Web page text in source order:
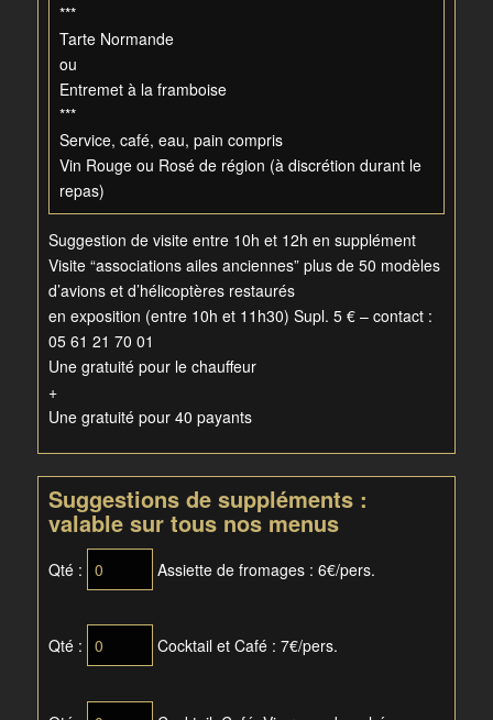
***
Tarte Normande
ou
Entremet à la framboise
***
Service, café, eau, pain compris
Vin Rouge ou Rosé de région (à discrétion durant le
repas)
Suggestion de visite entre 10h et 12h en supplément
Visite “associations ailes anciennes” plus de 50 modèles
d’avions et d’hélicoptères restaurés
en exposition (entre 10h et 11h30) Supl. 5 € – contact :
05 61 21 70 01
Une gratuité pour le chauffeur
+
Une gratuité pour 40 payants
Suggestions de suppléments :
valable sur tous nos menus
Qté : Assiette de fromages : 6€/pers.
Qté : Cocktail et Café : 7€/pers.